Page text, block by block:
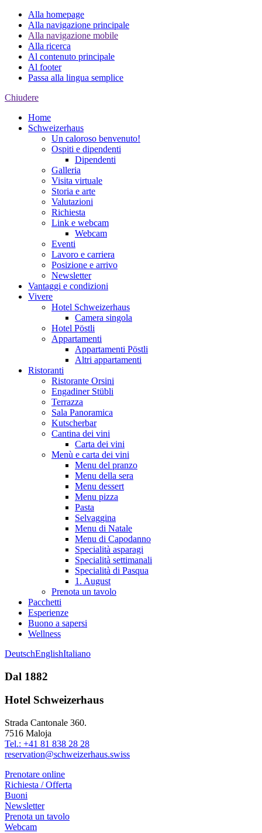
Alla homepage
Alla navigazione principale
Alla navigazione mobile
Alla ricerca
Al contenuto principale
Al footer
Passa alla lingua semplice
Chiudere
Home
Schweizerhaus
Un caloroso benvenuto!
Ospiti e dipendenti
Dipendenti
Galleria
Visita virtuale
Storia e arte
Valutazioni
Richiesta
Link e webcam
Webcam
Eventi
Lavoro e carriera
Posizione e arrivo
Newsletter
Vantaggi e condizioni
Vivere
Hotel Schweizerhaus
Camera singola
Hotel Pöstli
Appartamenti
Appartamenti Pöstli
Altri appartamenti
Ristoranti
Ristorante Orsini
Engadiner Stübli
Terrazza
Sala Panoramica
Kutscherbar
Cantina dei vini
Carta dei vini
Menù e carta dei vini
Menu del pranzo
Menu della sera
Menu dessert
Menu pizza
Pasta
Selvaggina
Menu di Natale
Menu di Capodanno
Specialità asparagi
Specialità settimanali
Specialità di Pasqua
1. August
Prenota un tavolo
Pacchetti
Esperienze
Buono a sapersi
Wellness
DeutschEnglishItaliano
Dal 1882
Hotel Schweizerhaus
Strada Cantonale 360.
7516 Maloja
Tel.: +41 81 838 28 28
reservation@schweizerhaus.swiss
Prenotare online
Richiesta / Offerta
Buoni
Newsletter
Prenota un tavolo
Webcam